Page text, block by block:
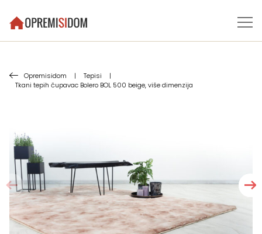
Opremisidom | Tepisi
|
Tkani tepih čupavac Bolero BOL 500 beige, više dimenzija